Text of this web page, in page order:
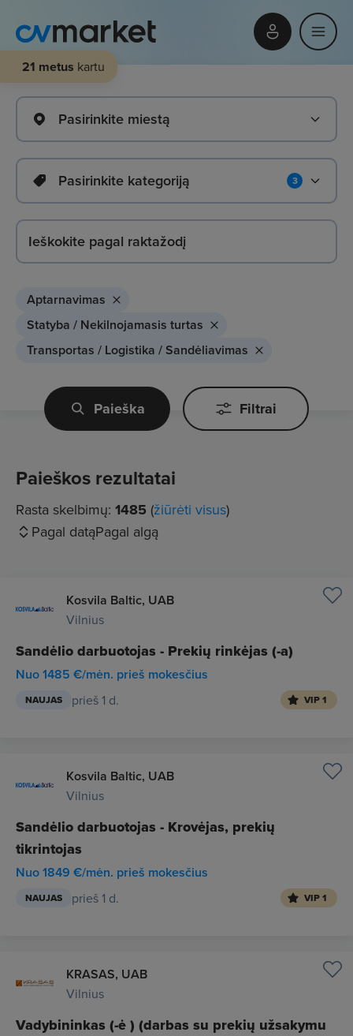
21 metus kartu
Pasirinkite miestą
Pasirinkite kategoriją 3
Aptarnavimas
Statyba / Nekilnojamasis turtas
Transportas / Logistika / Sandėliavimas
Paieška Filtrai
Paieškos rezultatai
Rasta skelbimų: 1485 (žiūrėti visus)
Pagal datąPagal algą
Kosvila Baltic, UAB
Vilnius
Sandėlio darbuotojas - Prekių rinkėjas (-a)
Nuo 1485 €/mėn. prieš mokesčius
NAUJAS prieš 1 d. VIP 1
Kosvila Baltic, UAB
Vilnius
Sandėlio darbuotojas - Krovėjas, prekių
tikrintojas
Nuo 1849 €/mėn. prieš mokesčius
NAUJAS prieš 1 d. VIP 1
KRASAS, UAB
Vilnius
Vadybininkas (-ė ) (darbas su prekių užsakymu